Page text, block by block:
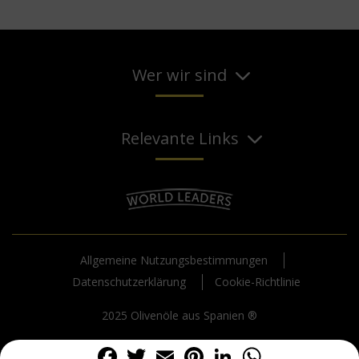
Wer wir sind
Relevante Links
Allgemeine Nutzungsbestimmungen
Datenschutzerklärung
Cookie-Richtlinie
2025 Olivenöle aus Spanien ®